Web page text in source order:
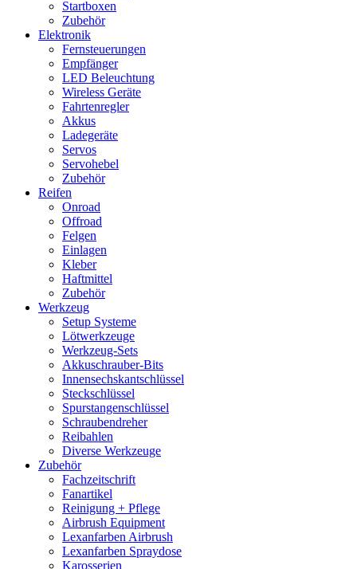
Startboxen
Zubehör
Elektronik
Fernsteuerungen
Empfänger
LED Beleuchtung
Wireless Geräte
Fahrtenregler
Akkus
Ladegeräte
Servos
Servohebel
Zubehör
Reifen
Onroad
Offroad
Felgen
Einlagen
Kleber
Haftmittel
Zubehör
Werkzeug
Setup Systeme
Lötwerkzeuge
Werkzeug-Sets
Akkuschrauber-Bits
Innensechskantschlüssel
Steckschlüssel
Spurstangenschlüssel
Schraubendreher
Reibahlen
Diverse Werkzeuge
Zubehör
Fachzeitschrift
Fanartikel
Reinigung + Pflege
Airbrush Equipment
Lexanfarben Airbrush
Lexanfarben Spraydose
Karosserien